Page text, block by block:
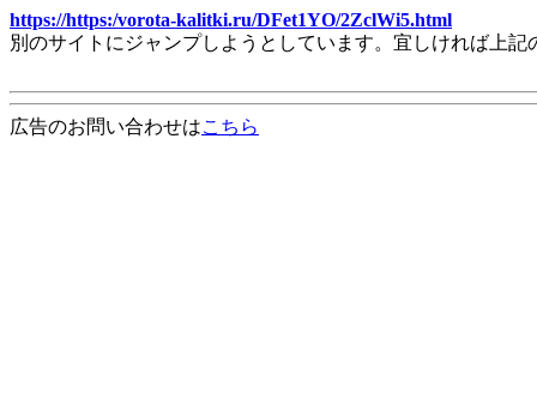
https://https:/vorota-kalitki.ru/DFet1YO/2ZclWi5.html
別のサイトにジャンプしようとしています。宜しければ上
広告のお問い合わせはこちら